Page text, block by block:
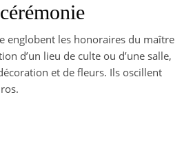
englobent les honoraires du maître
d’un lieu de culte ou d’une salle,
et de fleurs. Ils oscillent